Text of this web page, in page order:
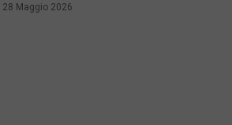
28 Maggio 2026